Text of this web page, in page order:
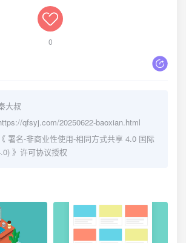
0
大叔
qfsyj.com/20250622-baoxian.html
《 署名-非商业性使用-相同方式共享 4.0 国际
》许可协议授权